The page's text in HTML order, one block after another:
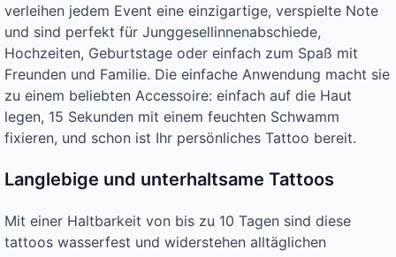
verleihen jedem Event eine einzigartige, verspielte Note
und sind perfekt für Junggesellinnenabschiede,
Hochzeiten, Geburtstage oder einfach zum Spaß mit
Freunden und Familie. Die einfache Anwendung macht sie
zu einem beliebten Accessoire: einfach auf die Haut
legen, 15 Sekunden mit einem feuchten Schwamm
fixieren, und schon ist Ihr persönliches Tattoo bereit.
Langlebige und unterhaltsame Tattoos
Mit einer Haltbarkeit von bis zu 10 Tagen sind diese
tattoos wasserfest und widerstehen alltäglichen